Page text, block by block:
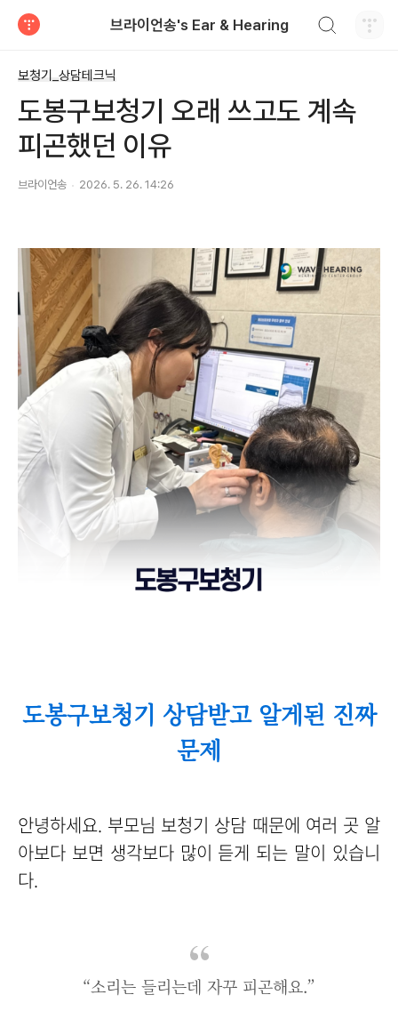
브라이언송's Ear & Hearing
보청기_상담테크닉
도봉구보청기 오래 쓰고도 계속
피곤했던 이유
브라이언송 2026. 5. 26. 14:26
도봉구보청기 상담받고 알게된 진짜
문제
안녕하세요. 부모님 보청기 상담 때문에 여러 곳 알
아보다 보면 생각보다 많이 듣게 되는 말이 있습니
다.
“소리는 들리는데 자꾸 피곤해요.”